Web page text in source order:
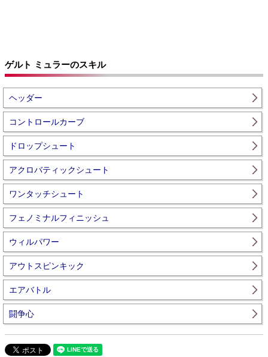
ゲルト ミュラーのスキル
ヘッダー
コントロールカーブ
ドロップシュート
アクロバティックシュート
ワンタッチシュート
フェノミナルフィニッシュ
ウィルパワー
アウトスピンキック
エアバトル
闘争心